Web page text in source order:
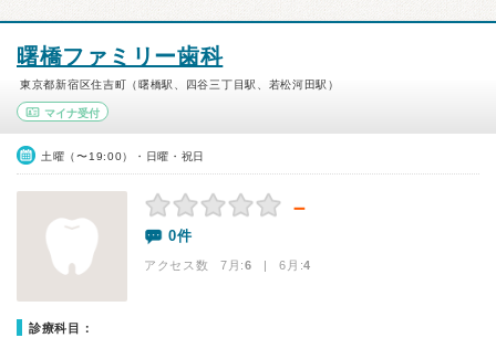
曙橋ファミリー歯科
東京都新宿区住吉町（曙橋駅、四谷三丁目駅、若松河田駅）
マイナ受付
土曜（〜19:00）・日曜・祝日
－
0件
アクセス数 7月:6 | 6月:4
診療科目：